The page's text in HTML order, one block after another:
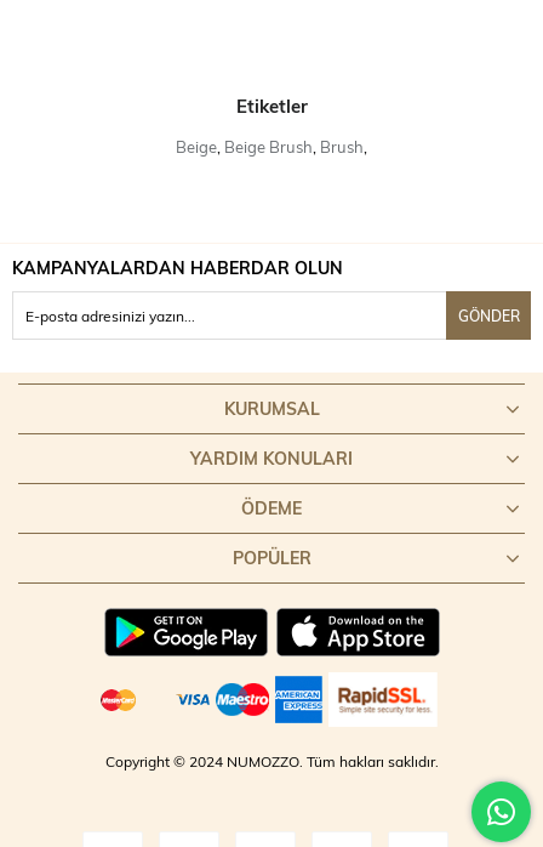
Etiketler
Beige Beige Brush Brush
KAMPANYALARDAN HABERDAR OLUN
GÖNDER
KURUMSAL
YARDIM KONULARI
ÖDEME
POPÜLER
Copyright © 2024 NUMOZZO. Tüm hakları saklıdır.